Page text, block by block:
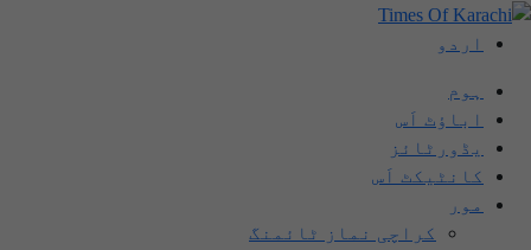
اردو
ہوم
اباؤٹ اَس
یڈورٹائز
کانٹیکٹ اَس
مور
کراچی نماز ٹائمنگ